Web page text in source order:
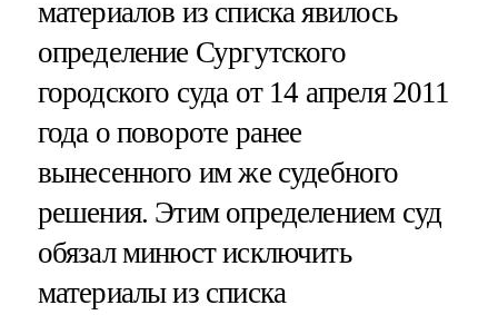
материалов из списка явилось
определение Сургутского
городского суда от 14 апреля 2011
года о повороте ранее
вынесенного им же судебного
решения. Этим определением суд
обязал минюст исключить
материалы из списка